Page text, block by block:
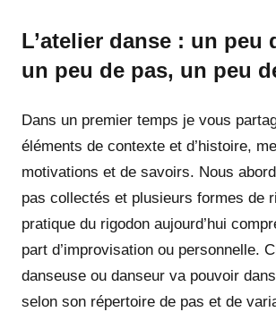
L’atelier danse : un peu
un peu de pas, un peu
Dans un premier temps je vous
éléments de contexte et d’histoire,
motivations et de savoirs. Nous
pas collectés et plusieurs formes de
pratique du rigodon aujourd’hui
part d’improvisation ou personnelle.
danseuse ou danseur va pouvoir
selon son répertoire de pas et de